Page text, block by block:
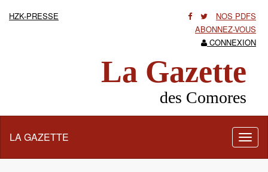
HZK-PRESSE
NOS PDFS
ABONNEZ-VOUS
CONNEXION
La Gazette
des Comores
la
LA GAZETTE